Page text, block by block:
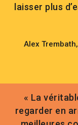
laisser plus
Alex
« La
regarder en